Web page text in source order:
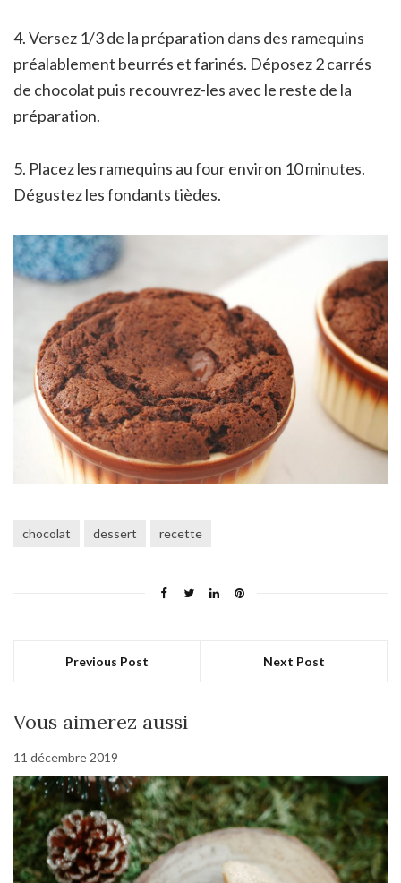
4. Versez 1/3 de la préparation dans des ramequins
préalablement beurrés et farinés. Déposez 2 carrés
de chocolat puis recouvrez-les avec le reste de la
préparation.
5. Placez les ramequins au four environ 10 minutes.
Dégustez les fondants tièdes.
chocolat dessert recette
Previous Post Next Post
Vous aimerez aussi
11 décembre 2019